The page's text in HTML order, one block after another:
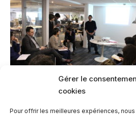
Gérer le
cookies
Pour offrir les meilleures expériences,